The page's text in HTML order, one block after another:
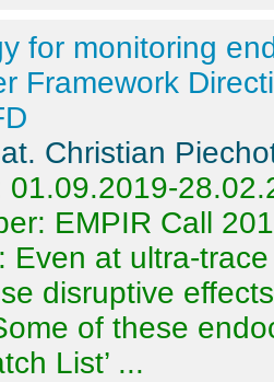
for monitoring
Framework
Christian
01.09.2019-
EMPIR Call
Even at ultra-
disruptive
of these
List’ ...